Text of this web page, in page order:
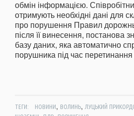
обмін інформацією.
отримують необхідні дані для
про порушення Правил
після її винесення, постанова
базу даних, яка автоматично
порушника під час
ТЕГИ: НОВИНИ, ВОЛИНЬ, ЛУЦЬКИЙ